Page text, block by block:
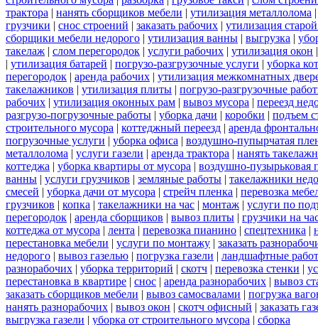
трактора | нанять сборщиков мебели | утилизация металлолома
грузчики | снос строений | заказать рабочих | утилизация
сборщики мебели недорого | утилизация ванны | выгрузка |
такелаж | слом перегородок | услуги рабочих | утилизация окон
| утилизация батарей | погрузо-разгрузочные услуги | уборка
перегородок | аренда рабочих | утилизация межкомнатных
такелажников | утилизация плиты | погрузо-разгрузочные
рабочих | утилизация оконных рам | вывоз мусора | переезд
разгрузо-погрузочные работы | уборка дачи | коробки | подъем
строительного мусора | коттеджный переезд | аренда
погрузочные услуги | уборка офиса | воздушно-пупырчатая
металлолома | услуги газели | аренда трактора | нанять
коттеджа | уборка квартиры от мусора | воздушно-пузырьковая
ванны | услуги грузчиков | земляные работы | такелажники
смесей | уборка дачи от мусора | стрейч пленка | перевозка
грузчиков | копка | такелажники на час | монтаж | услуги по
перегородок | аренда сборщиков | вывоз плиты | грузчики на
коттеджа от мусора | лента | перевозка пианино | спецтехника |
перестановка мебели | услуги по монтажу | заказать
недорого | вывоз газелью | погрузка газели | ландшафтные
разнорабочих | уборка территорий | скотч | перевозка стенки |
перестановка в квартире | снос | аренда разнорабочих | вывоз
заказать сборщиков мебели | вывоз самосвалами | погрузка
нанять разнорабочих | вывоз окон | скотч офисный | заказать
выгрузка газели | уборка от строительного мусора | сборка